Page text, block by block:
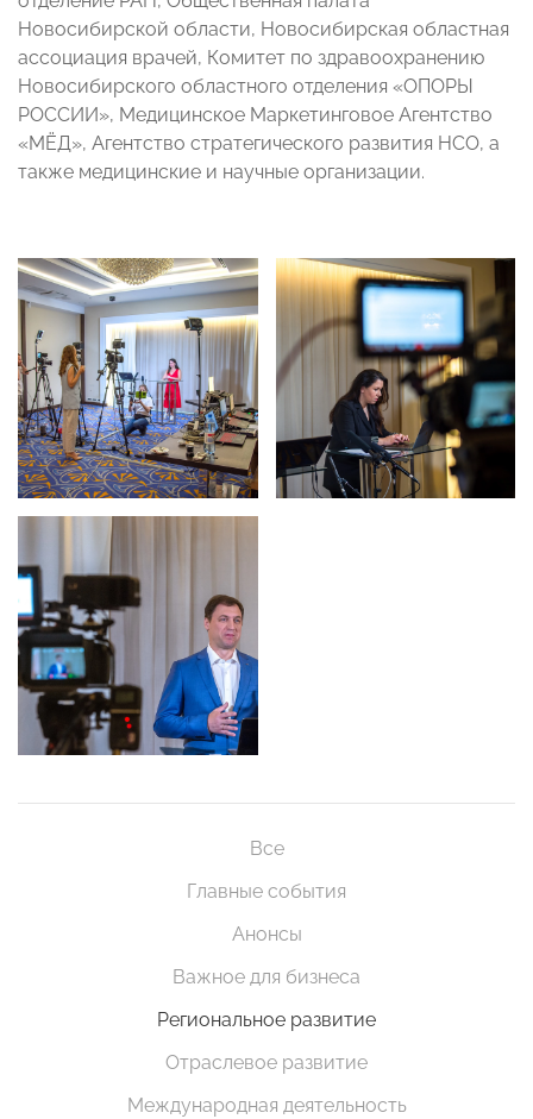
Новосибирской области, Новосибирская областная
ассоциация врачей, Комитет по здравоохранению
Новосибирского областного отделения «ОПОРЫ
РОССИИ», Медицинское Маркетинговое Агентство
«МЁД», Агентство стратегического развития НСО, а
также медицинские и научные организации.
Все
Главные события
Анонсы
Важное для бизнеса
Региональное развитие
Отраслевое развитие
Международная деятельность